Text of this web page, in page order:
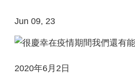
Jun 09, 23
2020年6月2日